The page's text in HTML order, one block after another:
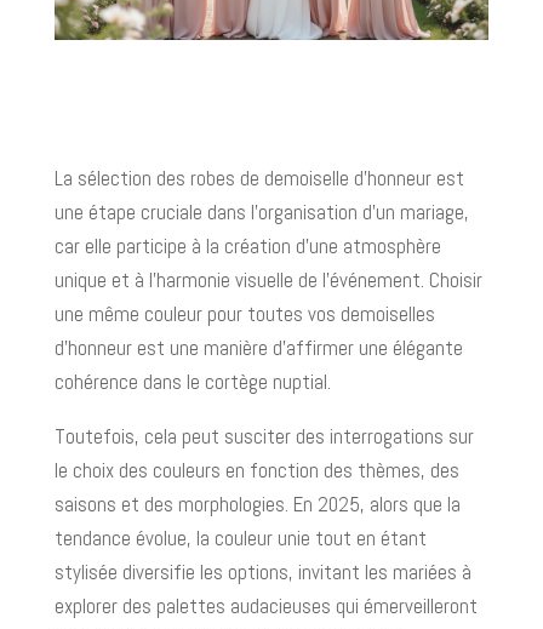
La sélection des robes de demoiselle d’honneur est
une étape cruciale dans l’organisation d’un mariage,
car elle participe à la création d’une atmosphère
unique et à l’harmonie visuelle de l'événement. Choisir
une même couleur pour toutes vos demoiselles
d’honneur est une manière d'affirmer une élégante
cohérence dans le cortège nuptial.
Toutefois, cela peut susciter des interrogations sur
le choix des couleurs en fonction des thèmes, des
saisons et des morphologies. En 2025, alors que la
tendance évolue, la couleur unie tout en étant
stylisée diversifie les options, invitant les mariées à
explorer des palettes audacieuses qui émerveilleront